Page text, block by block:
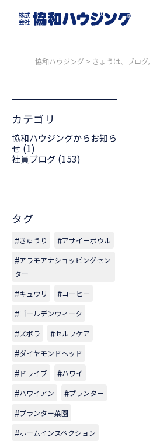
協和ハウジング > きょうは、ブログ。
カテゴリ
協和ハウジングからお知ら
せ (1)
社員ブログ (153)
タグ
きゅうり
アサイーボウル
アラモアナショッピングセン
ター
キュウリ
コーヒー
ゴールデンウィーク
ズボラ
セルフケア
ダイヤモンドヘッド
ドライブ
ハワイ
ハワイアン
プランター
プランター菜園
ホームインスペクション